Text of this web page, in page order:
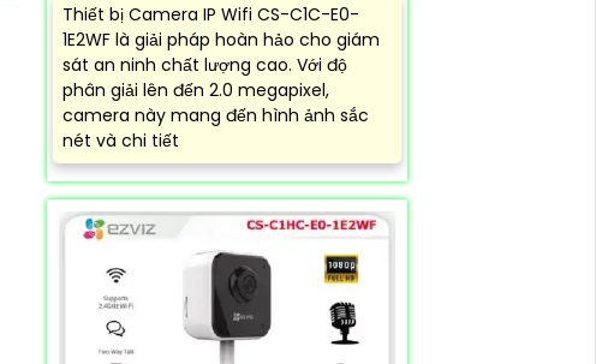
Thiết bị Camera IP Wifi CS-C1C-E0-
1E2WF là giải pháp hoàn hảo cho giám
sát an ninh chất lượng cao. Với độ
phân giải lên đến 2.0 megapixel,
camera này mang đến hình ảnh sắc
nét và chi tiết